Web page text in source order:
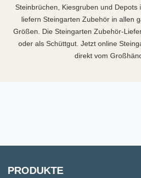
Steinbrüchen, Kiesgruben und Depots
liefern Steingarten Zubehör in allen
Größen. Die Steingarten Zubehör-
oder als Schüttgut. Jetzt online
direkt vom
PRODUKTE